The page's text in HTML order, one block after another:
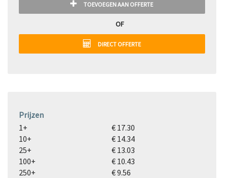
TOEVOEGEN AAN OFFERTE
OF
DIRECT OFFERTE
Prijzen
1+
€ 17.30
10+
€ 14.34
25+
€ 13.03
100+
€ 10.43
250+
€ 9.56